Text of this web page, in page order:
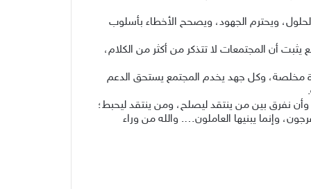
ويحترم الجهود، ويصحح الأخطاء بأسلوب
أن المجتمعات لا تتذكر من أكثر من الكلام،
مخلصة، وكل جهد يخدم المجتمع يستحق الدعم
نفرق بين من ينتقد ليصلح، ومن ينتقد ليحبط؛
وإنما يبنيها العاملون…. والله من وراء